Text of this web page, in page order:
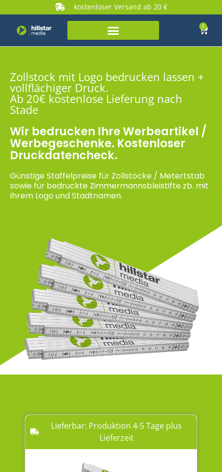
kostenloser Versand ab 20 €
0
Zollstock mit Logo bedrucken lassen +
vollflächiger Druck.
Ab 20€ kostenlose Lieferung nach
Stade
Wir bedrucken Ihre Werbeartikel /
Werbegeschenke. Kostenloser
Druckdatencheck.
Günstige Staffelpreise für Zollstöcke / Metertstab
sowie für bedruckte Zimmermannsbleistifte zb. mit
Ihrem Logo und Stadtnamen.
Lieferbar: Produktion 4-5 Tage plus
Lieferzeit